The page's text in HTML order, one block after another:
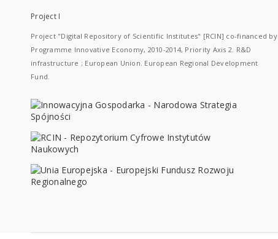
Project I
Project "Digital Repository of Scientific Institutes" [RCIN] co-financed by
Programme Innovative Economy, 2010-2014, Priority Axis 2. R&D
infrastructure ; European Union. European Regional Development
Fund.